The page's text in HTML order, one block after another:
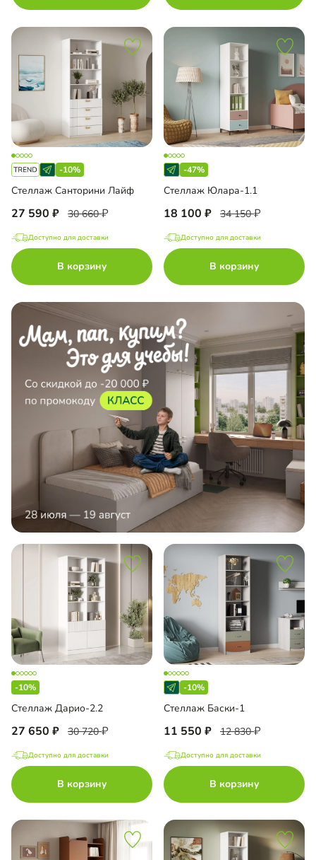
-10%
Стеллаж Санторини Лайф
27 590 30 660
Доступно для доставки
В корзину
-47%
Стеллаж Юлара-1.1
18 100 34 150
Доступно для доставки
В корзину
-10%
Стеллаж Дарио-2.2
27 650 30 720
Доступно для доставки
В корзину
-10%
Стеллаж Баски-1
11 550 12 830
Доступно для доставки
В корзину